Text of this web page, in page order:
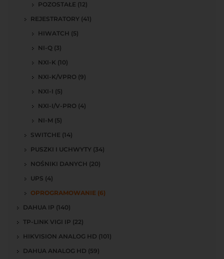
POZOSTAŁE (12)
REJESTRATORY (41)
HIWATCH (5)
NI-Q (3)
NXI-K (10)
NXI-K/VPRO (9)
NXI-I (5)
NXI-I/V-PRO (4)
NI-M (5)
SWITCHE (14)
PUSZKI I UCHWYTY (34)
NOŚNIKI DANYCH (20)
UPS (4)
OPROGRAMOWANIE (6)
DAHUA IP (140)
TP-LINK VIGI IP (22)
HIKVISION ANALOG HD (101)
DAHUA ANALOG HD (59)